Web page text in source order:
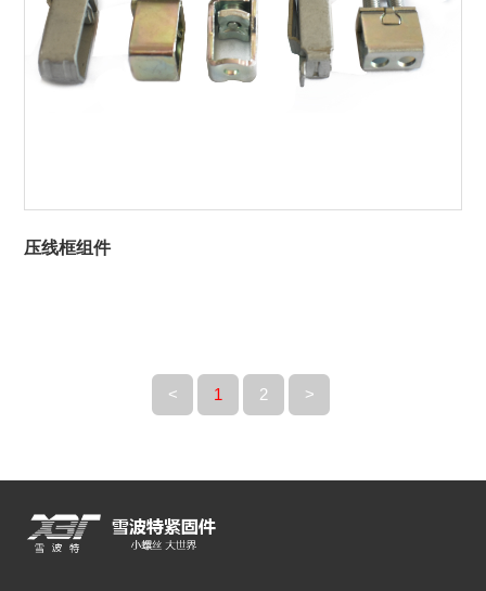
压线框组件
< 1 2 >